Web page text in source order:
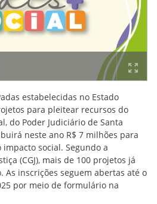
estabelecidas no Estado
para pleitear recursos do
do Poder Judiciário de Santa
neste ano R$ 7 milhões para
social. Segundo a
(CGJ), mais de 100 projetos já
As inscrições seguem abertas até o
por meio de formulário na